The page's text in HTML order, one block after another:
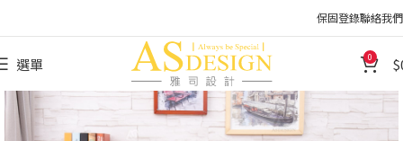
保固登錄聯絡我們
選單 0